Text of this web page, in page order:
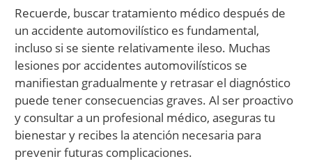
Recuerde, buscar tratamiento médico después de
un accidente automovilístico es fundamental,
incluso si se siente relativamente ileso. Muchas
lesiones por accidentes automovilísticos se
manifiestan gradualmente y retrasar el diagnóstico
puede tener consecuencias graves. Al ser proactivo
y consultar a un profesional médico, aseguras tu
bienestar y recibes la atención necesaria para
prevenir futuras complicaciones.